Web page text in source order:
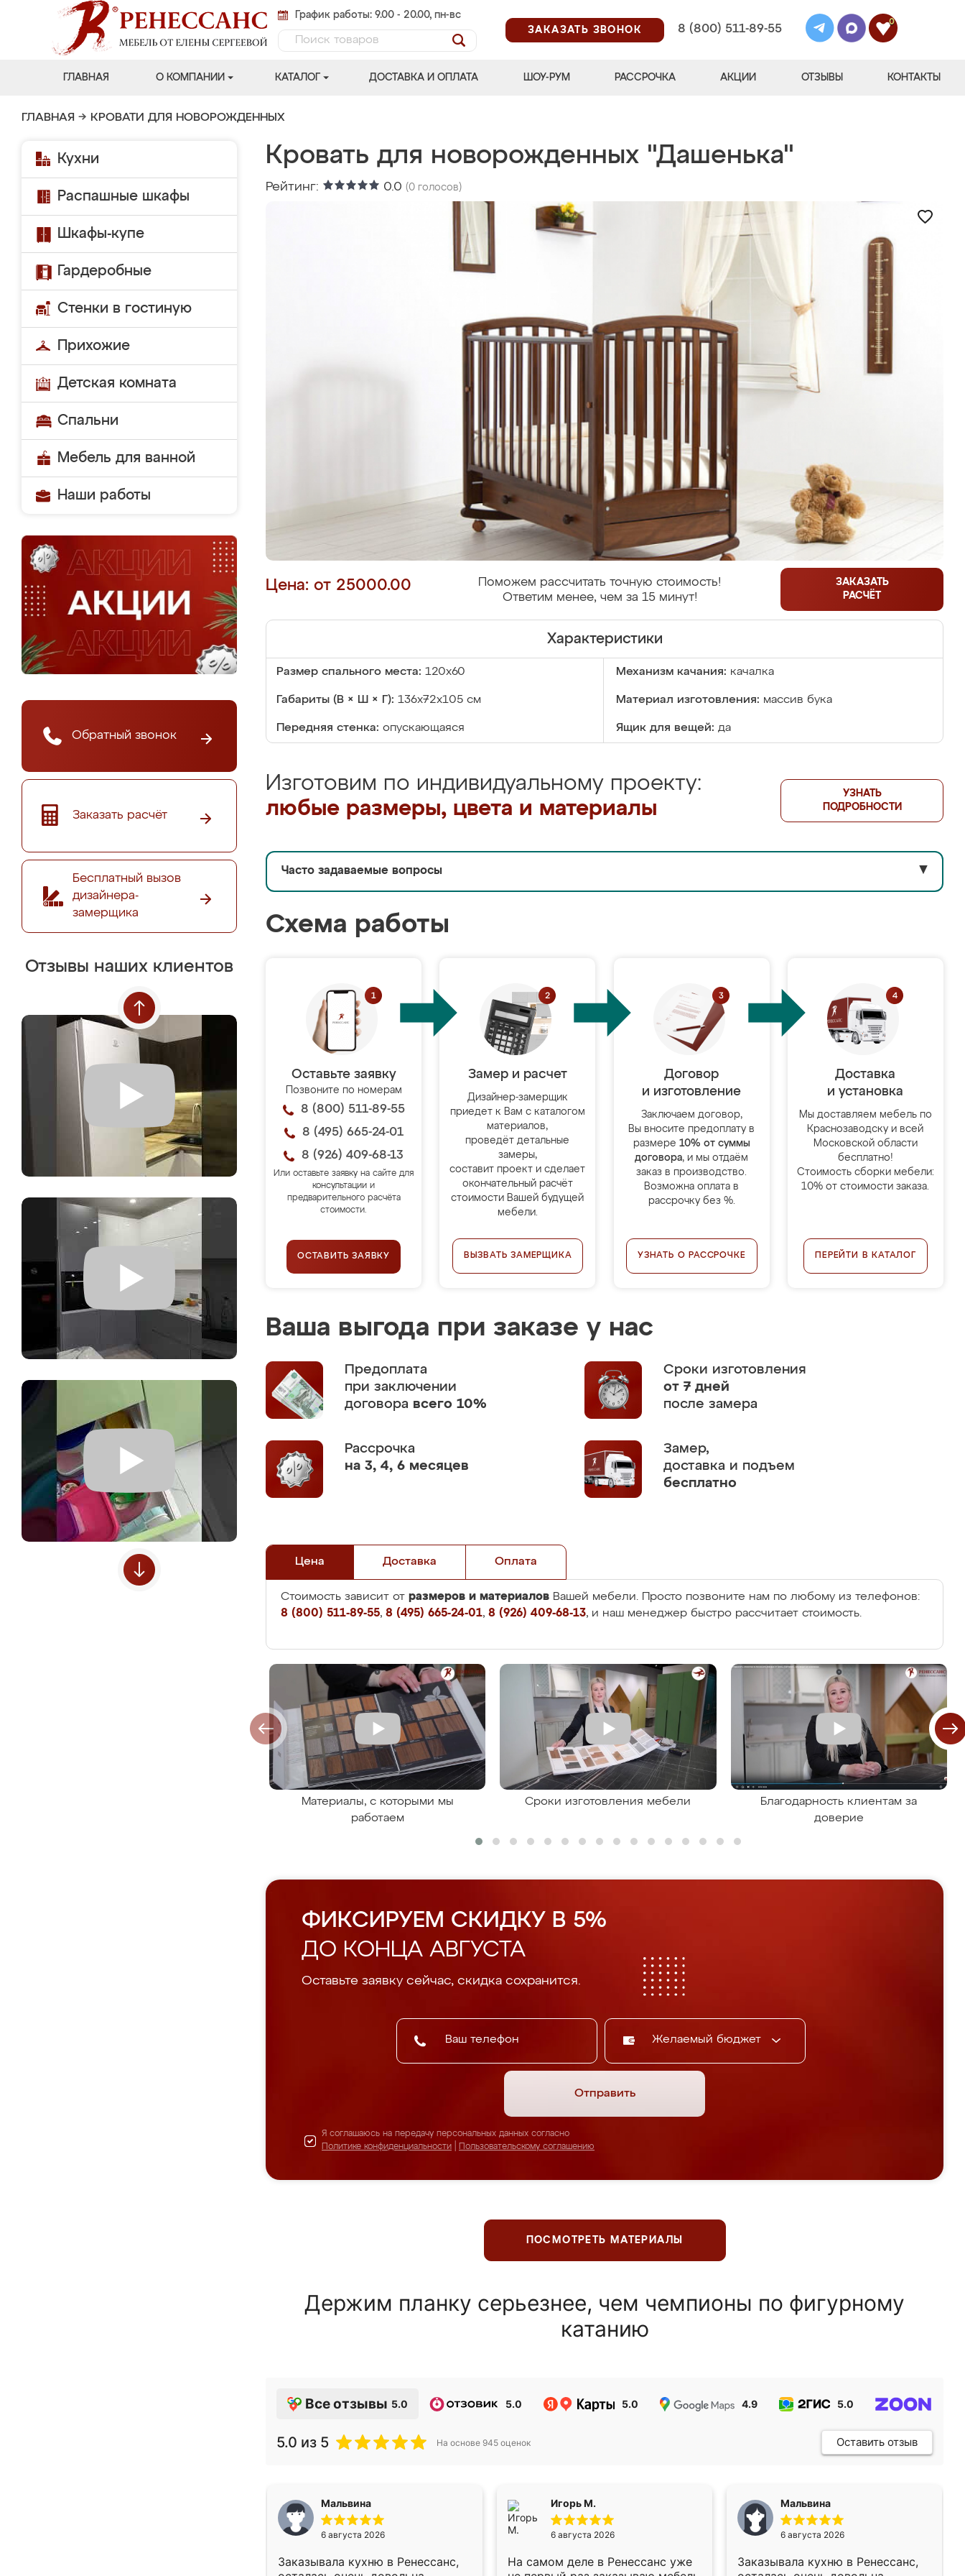
График работы: 9.00 - 20.00, пн-вс
ЗАКАЗАТЬ ЗВОНОК
8 (800) 511-89-55
0
ГЛАВНАЯ О КОМПАНИИ КАТАЛОГ ДОСТАВКА И ОПЛАТА ШОУ-РУМ РАССРОЧКА АКЦИИ ОТЗЫВЫ КОНТАКТЫ
ГЛАВНАЯ → КРОВАТИ ДЛЯ НОВОРОЖДЕННЫХ
Кухни
Распашные шкафы
Шкафы-купе
Гардеробные
Стенки в гостиную
Прихожие
Детская комната
Спальни
Мебель для ванной
Наши работы
Обратный звонок
Заказать расчёт
Бесплатный вызов
дизайнера-
замерщика
Отзывы наших клиентов
Кровать для новорожденных "Дашенька"
Рейтинг: 0.0 (0 голосов)
Цена: от 25000.00
Поможем рассчитать точную стоимость!
Ответим менее, чем за 15 минут!
ЗАКАЗАТЬ
РАСЧЁТ
Характеристики
Размер спального места: 120x60 Механизм качания: качалка
Габариты (В × Ш × Г): 136x72x105 см Материал изготовления: массив бука
Передняя стенка: опускающаяся Ящик для вещей: да
Изготовим по индивидуальному проекту:
любые размеры, цвета и материалы
УЗНАТЬ
ПОДРОБНОСТИ
Часто задаваемые вопросы ▼
Схема работы
Оставьте заявку
Позвоните по номерам
8 (800) 511-89-55
8 (495) 665-24-01
8 (926) 409-68-13
Или оставьте заявку на сайте для
консультации и
предварительного расчёта
стоимости.
ОСТАВИТЬ ЗАЯВКУ
Замер и расчет
Дизайнер-замерщик
приедет к Вам с каталогом
материалов,
проведёт детальные
замеры,
составит проект и сделает
окончательный расчёт
стоимости Вашей будущей
мебели.
ВЫЗВАТЬ ЗАМЕРЩИКА
Договор
и изготовление
Заключаем договор,
Вы вносите предоплату в
размере 10% от суммы
договора, и мы отдаём
заказ в производство.
Возможна оплата в
рассрочку без %.
УЗНАТЬ О РАССРОЧКЕ
Доставка
и установка
Мы доставляем мебель по
Краснозаводску и всей
Московской области
бесплатно!
Стоимость сборки мебели:
10% от стоимости заказа.
ПЕРЕЙТИ В КАТАЛОГ
Ваша выгода при заказе у нас
Предоплата
при заключении
договора всего 10%
Сроки изготовления
от 7 дней
после замера
Рассрочка
на 3, 4, 6 месяцев
Замер,
доставка и подъем
бесплатно
Цена Доставка Оплата
Стоимость зависит от размеров и материалов Вашей мебели. Просто позвоните нам по любому из телефонов:
8 (800) 511-89-55, 8 (495) 665-24-01, 8 (926) 409-68-13, и наш менеджер быстро рассчитает стоимость.
Материалы, с которыми мы
работаем
Сроки изготовления мебели
Благодарность клиентам за
доверие
ФИКСИРУЕМ СКИДКУ В 5%
ДО КОНЦА АВГУСТА
Оставьте заявку сейчас, скидка сохранится.
Желаемый бюджет
Отправить
Я соглашаюсь на передачу персональных данных согласно
Политике конфиденциальности
Пользовательскому соглашению
ПОСМОТРЕТЬ МАТЕРИАЛЫ
Держим планку серьезнее, чем чемпионы по фигурному
катанию
Все отзывы 5.0 5.0 5.0 4.9 5.0
5.0 из 5 На основе 945 оценок Оставить отзыв
Мальвина
6 августа 2026
Заказывала кухню в Ренессанс,
Игорь М.
6 августа 2026
На самом деле в Ренессанс уже
Мальвина
6 августа 2026
Заказывала кухню в Ренессанс,